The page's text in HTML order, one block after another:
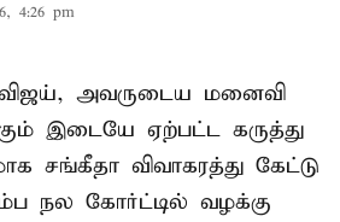
4:26 pm
அவருடைய மனைவி
இடையே ஏற்பட்ட கருத்து
சங்கீதா விவாகரத்து கேட்டு
நல கோர்ட்டில் வழக்கு